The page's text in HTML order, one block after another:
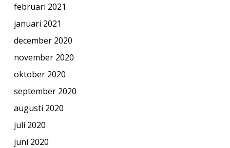
februari 2021
januari 2021
december 2020
november 2020
oktober 2020
september 2020
augusti 2020
juli 2020
juni 2020